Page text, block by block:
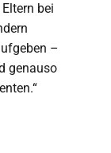
bei
–
genauso